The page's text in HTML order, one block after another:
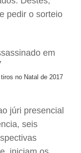
pedir o sorteio
no Natal de 2017
júri presencial
seis